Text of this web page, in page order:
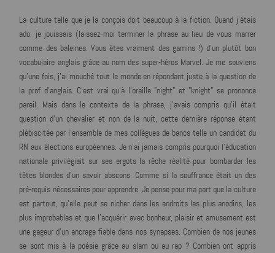
La culture telle que je la conçois doit beaucoup à la fiction. Quand j'étais
ado, je jouissais (laissez-moi terminer la phrase au lieu de vous marrer
comme des baleines. Vous êtes vraiment des gamins !) d'un plutôt bon
vocabulaire anglais grâce au nom des super-héros Marvel. Je me souviens
qu'une fois, j'ai mouché tout le monde en répondant juste à la question de
la prof d'anglais. C'est vrai qu'à l'oreille "night" et "knight" se prononce
pareil. Mais dans le contexte de la phrase, j'avais compris qu'il était
question d'un chevalier et non de la nuit, cette dernière réponse étant
plébiscitée par l'ensemble de mes collègues de bancs telle un candidat du
RN aux élections européennes. Je n'ai jamais compris pourquoi l'éducation
nationale privilégiait sur ses ergots la rêche réalité pour bombarder les
têtes blondes d'un savoir abscons. Comme si la souffrance était un des
pré-requis nécessaires pour apprendre. Je pense pour ma part que la culture
est partout, qu'elle peut se nicher dans les endroits les plus anodins, les
plus improbables et que l'acquérir avec bonheur, plaisir et amusement est
une gageur d'un ancrage fiable dans nos synapses. Combien de nos jeunes
se sont mis à la poésie grâce au slam ou au rap ? Combien ont appris